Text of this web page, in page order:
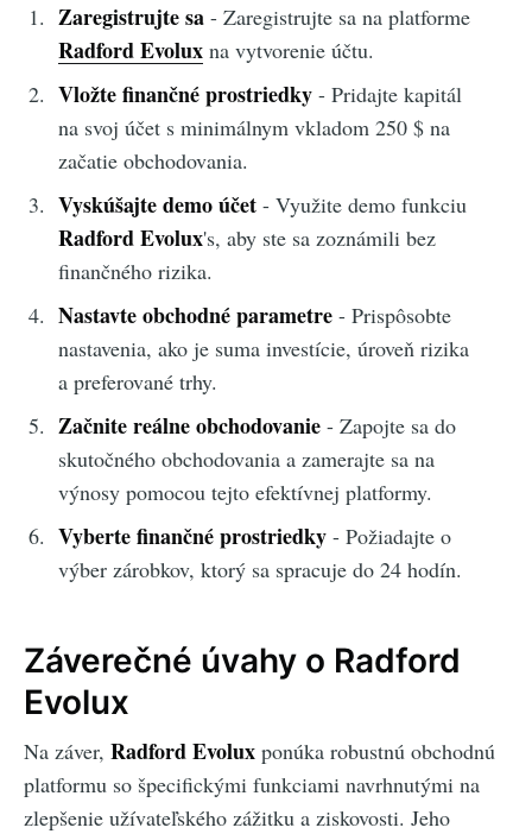
Zaregistrujte sa- Zaregistrujte sa na platforme
Radford Evoluxna vytvorenie účtu.
Vložte finančné prostriedky- Pridajte kapitál
na svoj účet s minimálnym vkladom 250 $ na
začatie obchodovania.
Vyskúšajte demo účet- Využite demo funkciu
Radford Evolux's, aby ste sa zoznámili bez
finančného rizika.
Nastavte obchodné parametre- Prispôsobte
nastavenia, ako je suma investície, úroveň rizika
a preferované trhy.
Začnite reálne obchodovanie- Zapojte sa do
skutočného obchodovania a zamerajte sa na
výnosy pomocou tejto efektívnej platformy.
Vyberte finančné prostriedky- Požiadajte o
výber zárobkov, ktorý sa spracuje do 24 hodín.
Záverečné úvahy o Radford
Evolux
Na záver, Radford Evolux ponúka robustnú obchodnú
platformu so špecifickými funkciami navrhnutými na
zlepšenie užívateľského zážitku a ziskovosti. Jeho